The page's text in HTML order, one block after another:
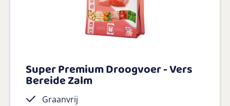
Super Premium Droogvoer - Vers
Bereide Zalm
Graanvrij